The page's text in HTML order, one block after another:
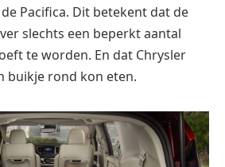
Pacifica. Dit betekent dat de
slechts een beperkt aantal
te worden. En dat Chrysler
buikje rond kon eten.